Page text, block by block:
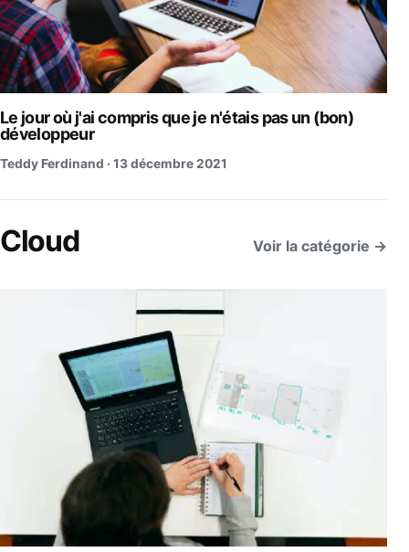
Le jour où j'ai compris que je n'étais pas un (bon)
développeur
Teddy Ferdinand · 13 décembre 2021
Cloud Voir la catégorie →